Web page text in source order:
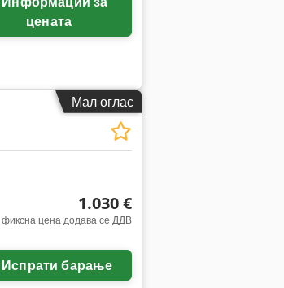
цената
Мал оглас
1.030 €
фиксна цена додава се ДДВ
Испрати барање